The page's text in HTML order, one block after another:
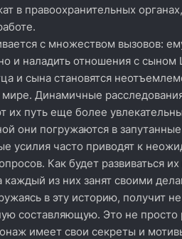
в правоохранительных
с множеством вызовов:
и наладить отношения с
и сына становятся
мире. Динамичные
их путь еще более
они погружаются в
усилия часто приводят к
Как будет развиваться
из них занят своими
в эту историю, получит
составляющую. Это не просто
имеет свои секреты и